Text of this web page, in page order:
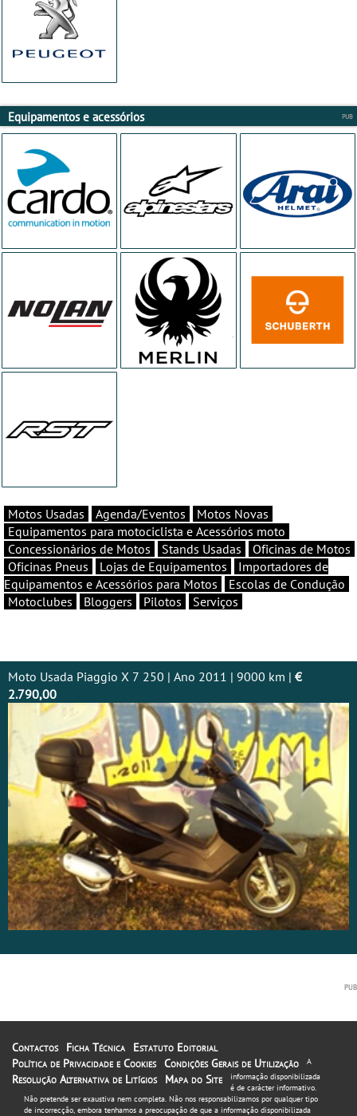
Equipamentos e acessórios
Motos Usadas Agenda/Eventos
Motos Novas
Equipamentos para motociclista e Acessórios moto
Concessionários de Motos
Stands Usadas
Oficinas de Motos
Oficinas Pneus
Lojas de Equipamentos
Importadores de
Equipamentos e Acessórios para Motos
Escolas de Condução
Motoclubes
Bloggers Pilotos Serviços
Moto Usada Piaggio X 7 250 | Ano 2011 | 9000 km | €
2.790,00
Contactos Ficha Técnica
Estatuto Editorial
Política de Privacidade e Cookies Condições Gerais de Utilização
Resolução Alternativa de Litígios
Mapa do Site
A
informação disponibilizada
é de carácter informativo.
Não pretende ser exaustiva nem completa. Não nos responsabilizamos por qualquer tipo
de incorrecção, embora tenhamos a preocupação de que a informação disponibilizada